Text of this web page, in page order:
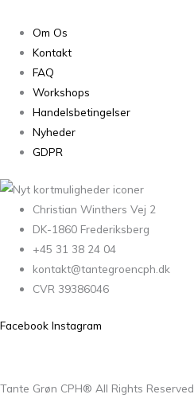
Om Os
Kontakt
FAQ
Workshops
Handelsbetingelser
Nyheder
GDPR
Christian Winthers Vej 2
DK-1860 Frederiksberg
+45 31 38 24 04
kontakt@tantegroencph.dk
CVR 39386046
Facebook Instagram
Tante Grøn CPH® All Rights Reserved